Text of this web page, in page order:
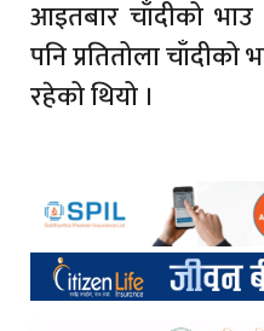
आइतबार चाँदीको
पनि प्रतितोला
रहेको थियो ।